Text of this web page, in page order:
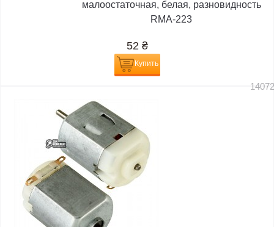
малоостаточная, белая, разновидность
RMA-223
52 ₴
Купить